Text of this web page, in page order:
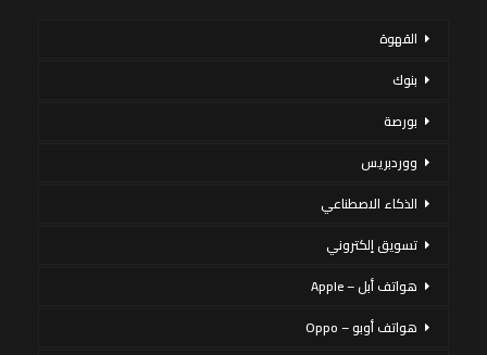
القهوة
بنوك
بورصة
ووردبريس
الذكاء الاصطناعي
تسويق إلكتروني
هواتف أبل – Apple
هواتف أوبو – Oppo